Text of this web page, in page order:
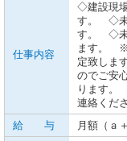
仕事内容
◇建設現
す。 ◇未
す。 ◇未
ます。 ※
定致しま
のでご安
ります。
連絡く
給 与
月額（ａ